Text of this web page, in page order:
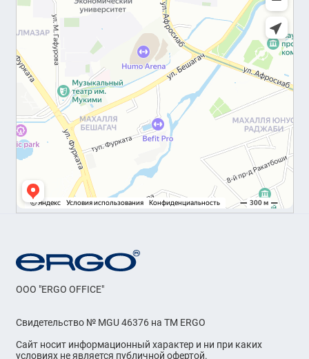
OOO "ERGO OFFICE"
Свидетельство № MGU 46376 на ТМ ERGO
Сайт носит информационный характер и ни при каких
условиях не является публичной офертой.